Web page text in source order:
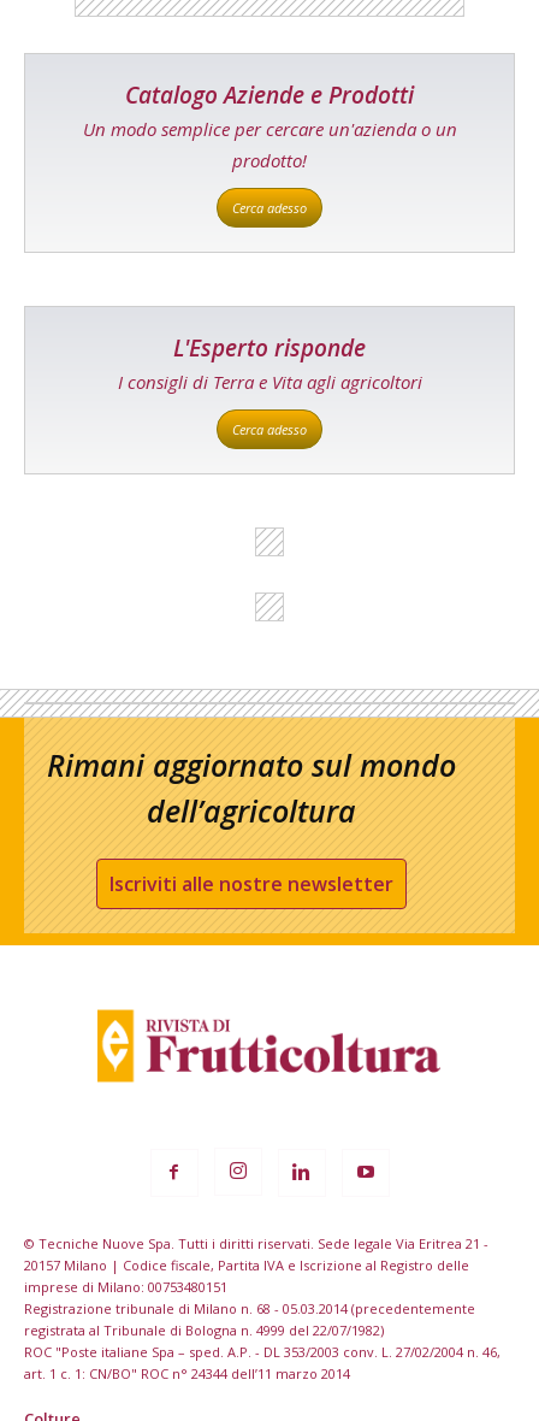
Catalogo Aziende e Prodotti
Un modo semplice per cercare un'azienda o un
prodotto!
Cerca adesso
L'Esperto risponde
I consigli di Terra e Vita agli agricoltori
Cerca adesso
Rimani aggiornato sul mondo
dell’agricoltura
Iscriviti alle nostre newsletter
© Tecniche Nuove Spa. Tutti i diritti riservati. Sede legale Via Eritrea 21 -
20157 Milano | Codice fiscale, Partita IVA e Iscrizione al Registro delle
imprese di Milano: 00753480151
Registrazione tribunale di Milano n. 68 - 05.03.2014 (precedentemente
registrata al Tribunale di Bologna n. 4999 del 22/07/1982)
ROC "Poste italiane Spa – sped. A.P. - DL 353/2003 conv. L. 27/02/2004 n. 46,
art. 1 c. 1: CN/BO" ROC n° 24344 dell’11 marzo 2014